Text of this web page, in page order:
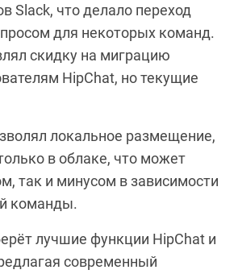
Slack, что делало переход
для некоторых команд.
скидку на миграцию
HipChat, но текущие
локальное размещение,
в облаке, что может
так и минусом в зависимости
команды.
лучшие функции HipChat и
современный